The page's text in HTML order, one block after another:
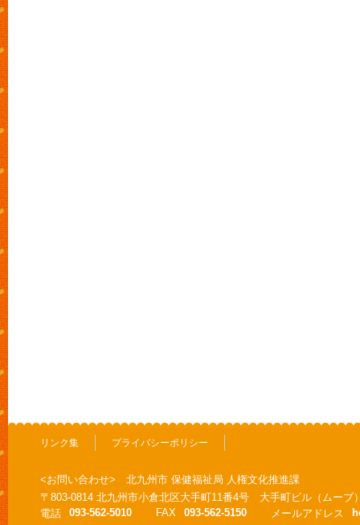
リンク集 プライバシーポリシー
<お問い合わせ> 北九州市 保健福祉局 人権文化推進課
〒803-0814 北九州市小倉北区大手町11番4号 大手町ビル（ムーブ
電話
093-562-5010 FAX 093-562-5150 メールアドレス